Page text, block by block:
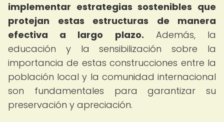
implementar estrategias sostenibles que
protejan estas estructuras de manera
efectiva a largo plazo. Además, la
educación y la sensibilización sobre la
importancia de estas construcciones entre la
población local y la comunidad internacional
son fundamentales para garantizar su
preservación y apreciación.